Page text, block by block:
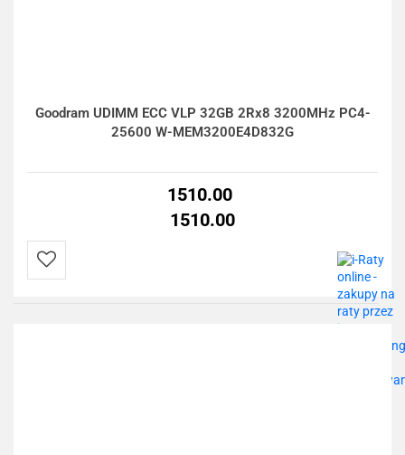
Goodram UDIMM ECC VLP 32GB 2Rx8 3200MHz PC4-
25600 W-MEM3200E4D832G
1510.00
1510.00
Do